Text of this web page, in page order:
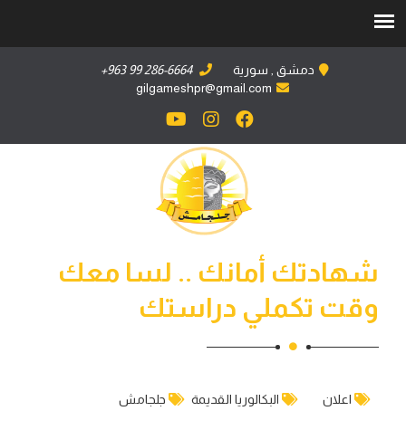
دمشق , سورية
+963 99 286-6664
gilgameshpr@gmail.com
شهادتك أمانك .. لسا معك
وقت تكملي دراستك
اعلان البكالوريا القديمة جلجامش